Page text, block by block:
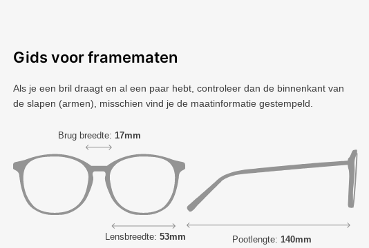
Gids voor framematen
Als je een bril draagt ​​en al een paar hebt, controleer dan de binnenkant van
de slapen (armen), misschien vind je de maatinformatie gestempeld.
Brug breedte: 17mm
Lensbreedte: 53mm Pootlengte: 140mm